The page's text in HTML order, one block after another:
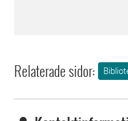
Relaterade sidor: